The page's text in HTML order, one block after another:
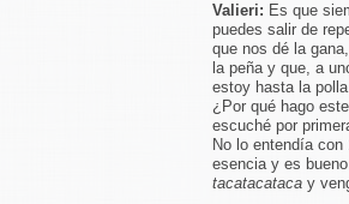
Valieri: Es que
puedes salir de
que nos dé la
la peña y que, a
estoy hasta la
¿Por qué hago
escuché por
No lo entendía con
esencia y es
tacatacataca y